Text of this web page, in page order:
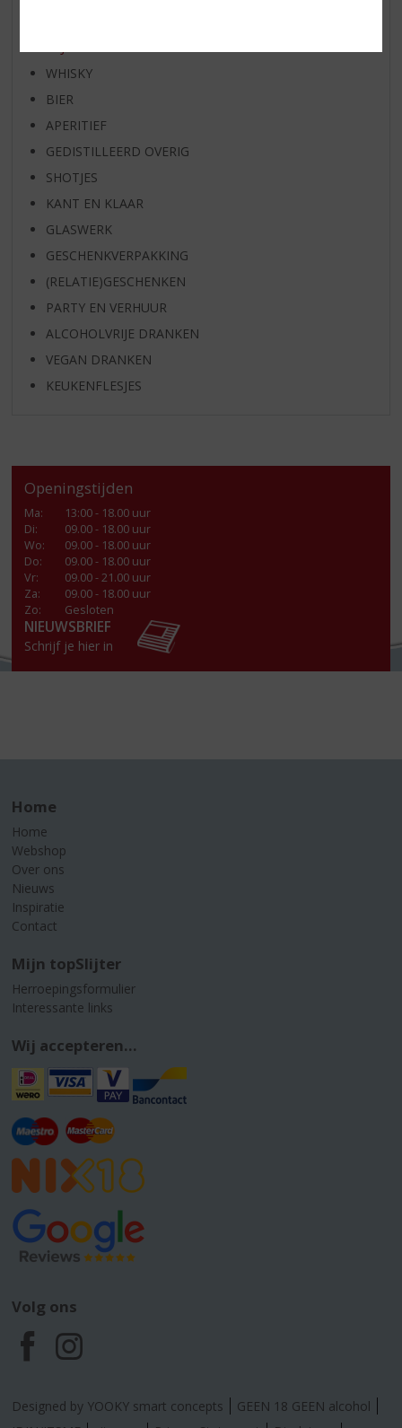
WHISKY
BIER
APERITIEF
GEDISTILLEERD OVERIG
SHOTJES
KANT EN KLAAR
GLASWERK
GESCHENKVERPAKKING
(RELATIE)GESCHENKEN
PARTY EN VERHUUR
ALCOHOLVRIJE DRANKEN
VEGAN DRANKEN
KEUKENFLESJES
Openingstijden
Ma:
13:00 - 18.00 uur
Di:
09.00 - 18.00 uur
Wo:
09.00 - 18.00 uur
Do:
09.00 - 18.00 uur
Vr:
09.00 - 21.00 uur
Za:
09.00 - 18.00 uur
Zo:
Gesloten
NIEUWSBRIEF
Schrijf je hier in
Home
Home
Webshop
Over ons
Nieuws
Inspiratie
Contact
Mijn topSlijter
Herroepingsformulier
Interessante links
Wij accepteren...
Volg ons
F
a
I
n
Designed by YOOKY smart concepts
GEEN 18 GEEN alcohol